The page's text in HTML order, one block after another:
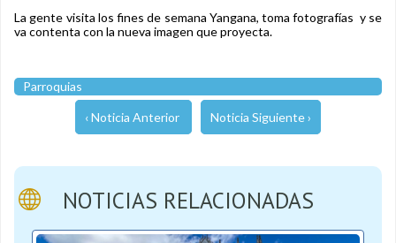
La gente visita los fines de semana Yangana, toma fotografías y se
va contenta con la nueva imagen que proyecta.
Parroquias
‹ Noticia Anterior Noticia Siguiente ›
NOTICIAS RELACIONADAS